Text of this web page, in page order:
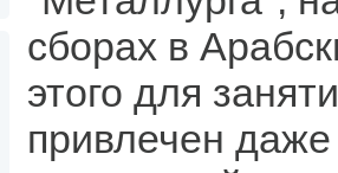
сборах в
этого для
привлечен